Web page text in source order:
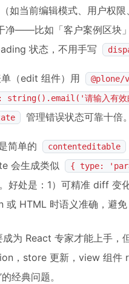
如当前编辑模式、用户权
净——比如「客户案例区块
状态，不用手写
（edit 组件）用
string().email('请输入有效
管理错误状态可靠十倍。
简单的 contenteditable
会生成类似
{ type:
好处是：1）可精准 diff 变
或 HTML 时语义准确，避免
成为 React 专家才能上手
，store 更新，view 组
经典问题。